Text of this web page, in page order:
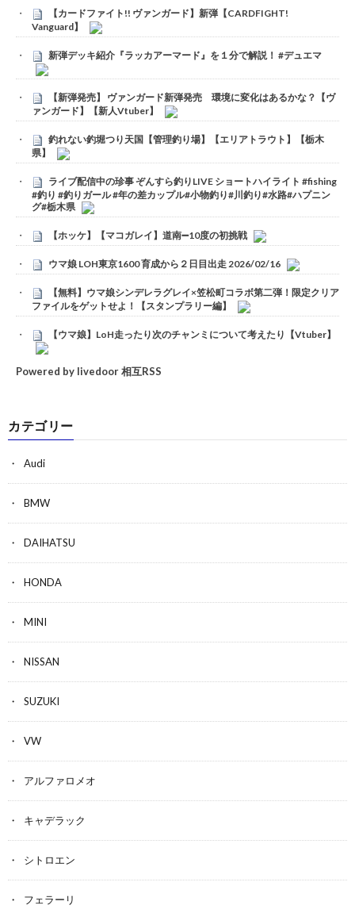
【カードファイト!! ヴァンガード】新弾【CARDFIGHT!
Vanguard】
新弾デッキ紹介『ラッカアーマード』を１分で解説！ #デュエマ
【新弾発売】 ヴァンガード新弾発売 環境に変化はあるかな？【ヴ
ァンガード】【新人Vtuber】
釣れない釣堀つり天国【管理釣り場】【エリアトラウト】【栃木
県】
ライブ配信中の珍事 ぞんすら釣りLIVE ショートハイライト #fishing
#釣り #釣りガール #年の差カップル#小物釣り#川釣り#水路#ハプニン
グ#栃木県
【ホッケ】【マコガレイ】道南➖10度の初挑戦
ウマ娘 LOH東京1600 育成から２日目出走 2026/02/16
【無料】ウマ娘シンデレラグレイ×笠松町コラボ第二弾！限定クリア
ファイルをゲットせよ！【スタンプラリー編】
【ウマ娘】LoH走ったり次のチャンミについて考えたり【Vtuber】
Powered by livedoor 相互RSS
カテゴリー
Audi
BMW
DAIHATSU
HONDA
MINI
NISSAN
SUZUKI
VW
アルファロメオ
キャデラック
シトロエン
フェラーリ